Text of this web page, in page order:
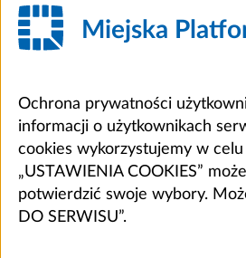
Miejska
Ochrona prywatności
informacji o użytkownikach
cookies wykorzystujemy w
„USTAWIENIA COOKIES”
potwierdzić swoje wybory.
DO SERWISU”.